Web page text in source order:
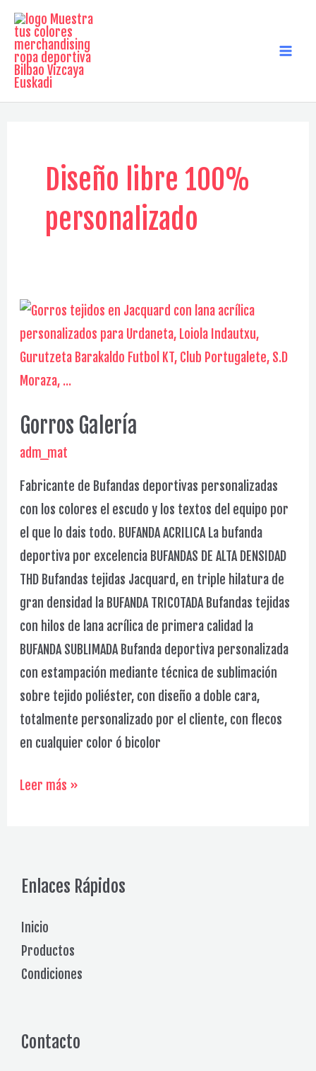
contenido
Diseño libre 100%
personalizado
Gorros Galería
adm_mat
Fabricante de Bufandas deportivas personalizadas
con los colores el escudo y los textos del equipo por
el que lo dais todo. BUFANDA ACRILICA La bufanda
deportiva por excelencia BUFANDAS DE ALTA DENSIDAD
THD Bufandas tejidas Jacquard, en triple hilatura de
gran densidad la BUFANDA TRICOTADA Bufandas tejidas
con hilos de lana acrílica de primera calidad la
BUFANDA SUBLIMADA Bufanda deportiva personalizada
con estampación mediante técnica de sublimación
sobre tejido poliéster, con diseño a doble cara,
totalmente personalizado por el cliente, con flecos
en cualquier color ó bicolor
Gorros
Leer más »
Enlaces Rápidos
Inicio
Productos
Condiciones
Contacto